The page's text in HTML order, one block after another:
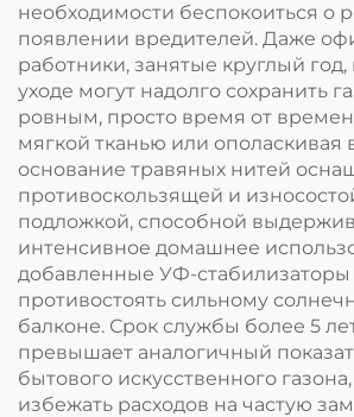
необходимости беспокоиться о
появлении вредителей. Даже
работники, занятые круглый
уходе могут надолго сохранить
ровным, просто время от
мягкой тканью или ополаскивая
основание травяных нитей
противоскользящей и
подложкой, способной
интенсивное домашнее
добавленные УФ-
противостоять сильному
балконе. Срок службы более 5
превышает аналогичный
бытового искусственного
избежать расходов на частую